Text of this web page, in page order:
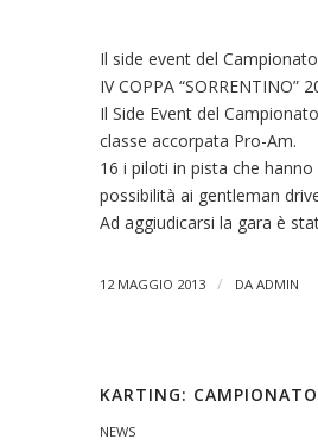
Il side event del
IV COPPA “SORRENTINO”
Il Side Event del
classe accorpata Pro-Am.
16 i piloti in pista che
possibilità ai gentleman
Ad aggiudicarsi la gara è
12 MAGGIO 2013 / DA ADMIN
KARTING:
NEWS